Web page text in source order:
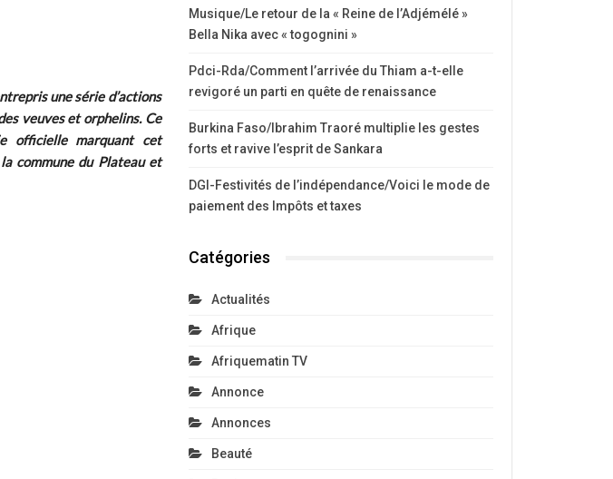
une série d’actions
veuves et orphelins. Ce
officielle marquant cet
commune du Plateau et
Musique/Le retour de la « Reine de l’Adjémélé »
Bella Nika avec « togognini »
Pdci-Rda/Comment l’arrivée du Thiam a-t-elle
revigoré un parti en quête de renaissance
Burkina Faso/Ibrahim Traoré multiplie les gestes
forts et ravive l’esprit de Sankara
DGI-Festivités de l’indépendance/Voici le mode de
paiement des Impôts et taxes
Catégories
Actualités
Afrique
Afriquematin TV
Annonce
Annonces
Beauté